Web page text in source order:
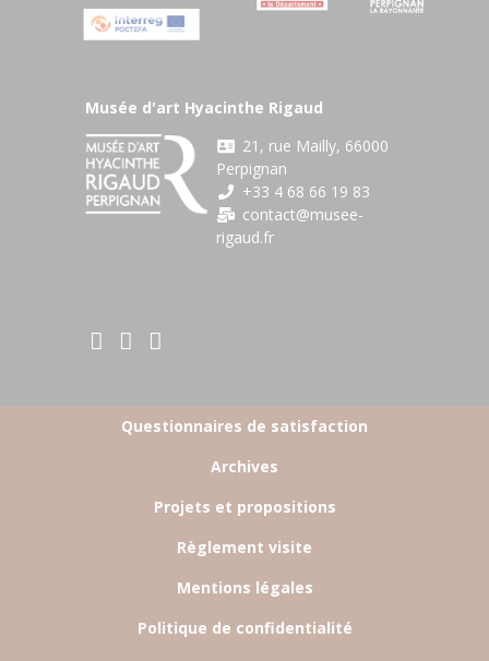
Musée d'art Hyacinthe Rigaud
21, rue Mailly, 66000
Perpignan
+33 4 68 66 19 83
contact@musee-
rigaud.fr
BOTTOM FOOTER MENU
Questionnaires de satisfaction
Archives
Projets et propositions
Règlement visite
Mentions légales
Politique de confidentialité